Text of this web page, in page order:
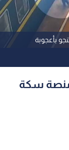
بأعجوبة
سكة